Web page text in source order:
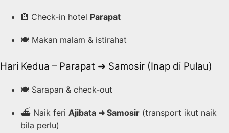
🏨 Check-in hotel Parapat
🍽️ Makan malam & istirahat
Hari Kedua – Parapat ➜ Samosir (Inap di Pulau)
🍽️ Sarapan & check-out
⛴️ Naik feri Ajibata ➜ Samosir (transport ikut naik
bila perlu)